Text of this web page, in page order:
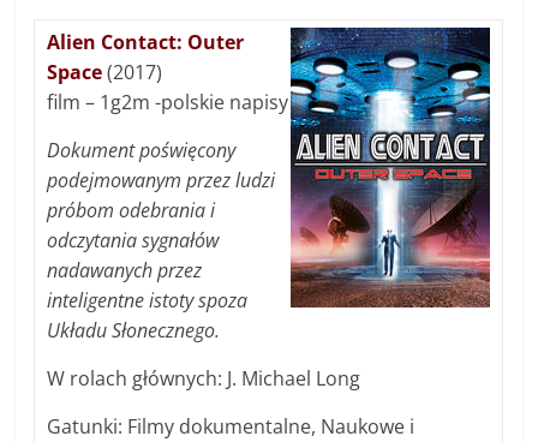
Alien Contact: Outer
Space(2017)
film – 1g2m -polskie napisy
Dokument poświęcony
podejmowanym przez ludzi
próbom odebrania i
odczytania sygnałów
nadawanych przez
inteligentne istoty spoza
Układu Słonecznego.
W rolach głównych: J. Michael Long
Gatunki: Filmy dokumentalne, Naukowe i